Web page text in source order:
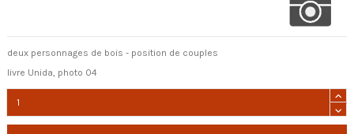
deux personnages de bois - position de couples
livre Unida, photo 04